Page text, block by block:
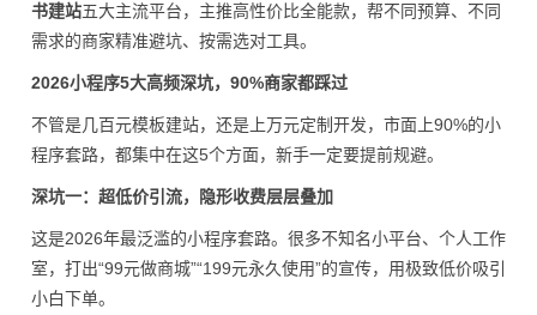
书建站五大主流平台，主推高性价比全能款，帮不同预算、不同
需求的商家精准避坑、按需选对工具。
2026小程序5大高频深坑，90%商家都踩过
不管是几百元模板建站，还是上万元定制开发，市面上90%的小
程序套路，都集中在这5个方面，新手一定要提前规避。
深坑一：超低价引流，隐形收费层层叠加
这是2026年最泛滥的小程序套路。很多不知名小平台、个人工作
室，打出“99元做商城”“199元永久使用”的宣传，用极致低价吸引
小白下单。